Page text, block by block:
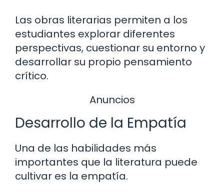
Las obras literarias permiten a los
estudiantes explorar diferentes
perspectivas, cuestionar su entorno y
desarrollar su propio pensamiento
crítico.
Anuncios
Desarrollo de la Empatía
Una de las habilidades más
importantes que la literatura puede
cultivar es la empatía.